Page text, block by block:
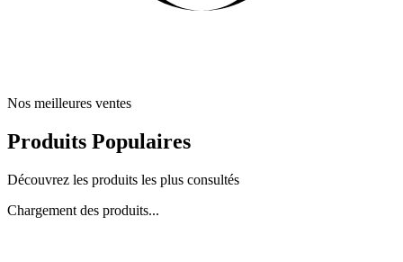
Nos meilleures ventes
Produits Populaires
Découvrez les produits les plus consultés
Chargement des produits...